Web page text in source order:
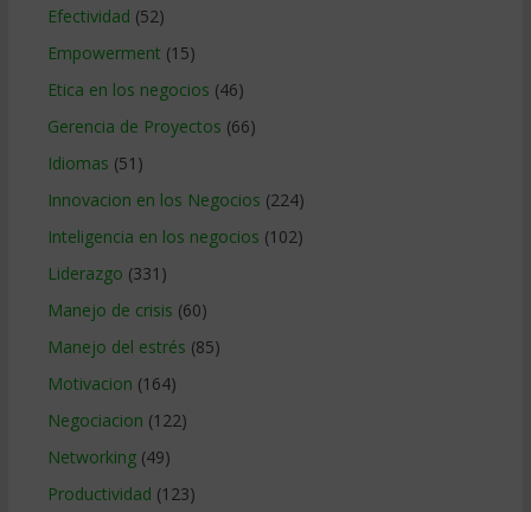
Efectividad (52)
Empowerment (15)
Etica en los negocios (46)
Gerencia de Proyectos (66)
Idiomas (51)
Innovacion en los Negocios (224)
Inteligencia en los negocios (102)
Liderazgo (331)
Manejo de crisis (60)
Manejo del estrés (85)
Motivacion (164)
Negociacion (122)
Networking(49)
Productividad (123)